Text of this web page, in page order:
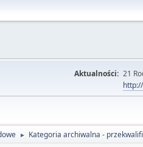
Aktualności: 21
► Kategoria archiwalna -